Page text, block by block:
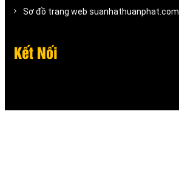
Sơ đồ trang web suanhathuanphat.com
Kết Nối